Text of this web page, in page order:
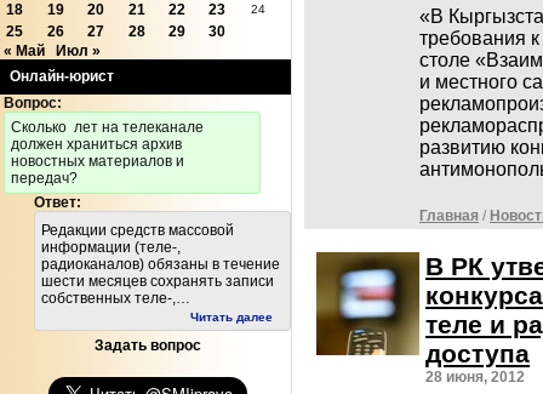
18 19 20 21 22 23 24
25 26 27 28 29
30
« Май
Июл »
Онлайн-юрист
Вопрос:
Cколько лет на телеканале
должен храниться архив
новостных материалов и
передач?
Ответ:
Редакции средств массовой
информации (теле-,
радиоканалов) обязаны в течение
шести месяцев сохранять записи
собственных теле-,…
Читать далее
Задать вопрос
«В
требования
столе
и местного
развитию
Главная /
В РК
теле и
доступа
28 июня, 2012